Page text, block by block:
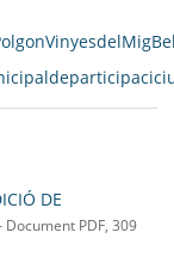
DE
PDF, 309